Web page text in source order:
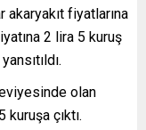
akaryakıt fiyatlarına
2 lira 5 kuruş
olan
çıktı.